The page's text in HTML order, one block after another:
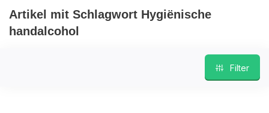
Artikel mit Schlagwort Hygiënische
handalcohol
Filter